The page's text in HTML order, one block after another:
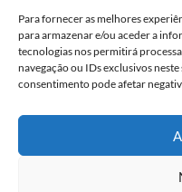
Para fornecer as melhores
para armazenar e/ou aceder a
tecnologias nos permitirá
navegação ou IDs exclusivos
consentimento pode afetar